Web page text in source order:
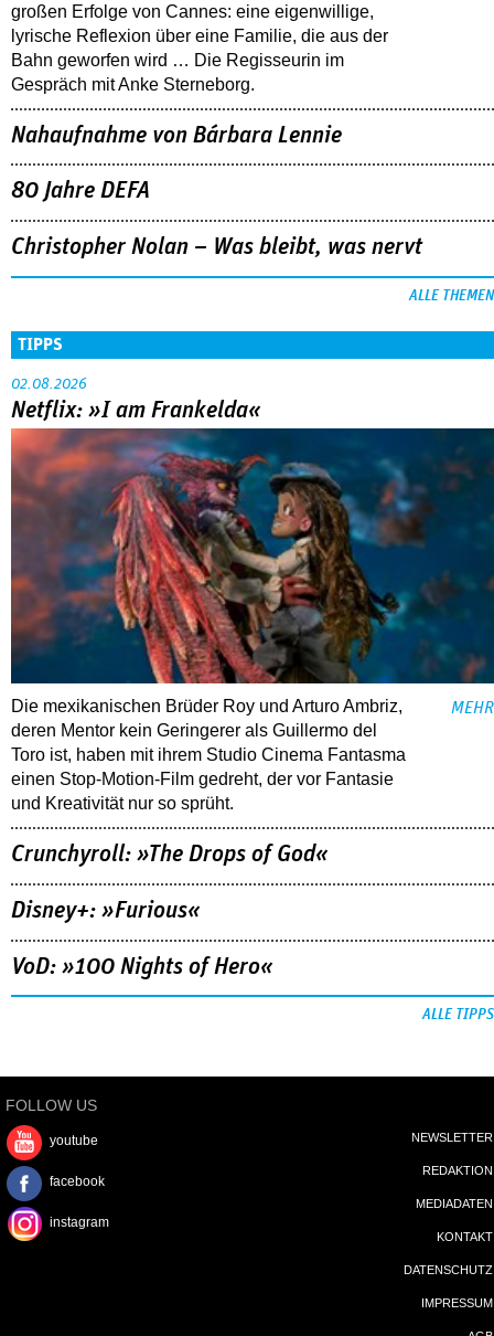
großen Erfolge von Cannes: eine eigenwillige,
lyrische Reflexion über eine ­Familie, die aus der
Bahn geworfen wird … Die Regisseurin im
Gespräch mit Anke Sterneborg.
Nahaufnahme von Bárbara Lennie
80 Jahre DEFA
Christopher Nolan – Was bleibt, was nervt
ALLE THEMEN
TIPPS
02.08.2026
Netflix: »I am Frankelda«
Die mexikanischen Brüder Roy und Arturo Ambriz,
deren Mentor kein Geringerer als Guillermo del
Toro ist, haben mit ihrem Studio Cinema Fantasma
einen Stop-Motion-Film gedreht, der vor Fantasie
und Kreativität nur so sprüht.
MEHR
Crunchyroll: »The Drops of God«
Disney+: »Furious«
VoD: »100 Nights of Hero«
ALLE TIPPS
FOLLOW US
youtube
facebook
instagram
NEWSLETTER
REDAKTION
MEDIADATEN
KONTAKT
DATENSCHUTZ
IMPRESSUM